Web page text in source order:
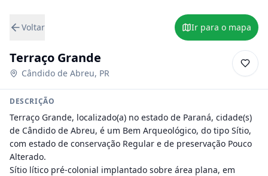
Voltar Ir para o mapa
Terraço Grande
Cândido de Abreu, PR
DESCRIÇÃO
Terraço Grande, localizado(a) no estado de Paraná, cidade(s)
de Cândido de Abreu, é um Bem Arqueológico, do tipo Sítio,
com estado de conservação Regular e de preservação Pouco
Alterado.
Sítio lítico pré-colonial implantado sobre área plana, em